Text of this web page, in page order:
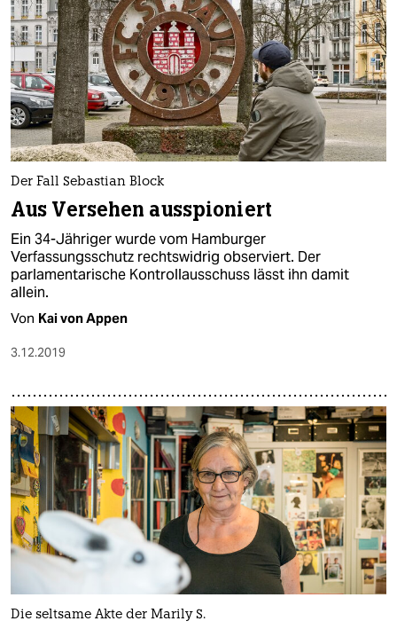
Der Fall Sebastian Block
Aus Versehen ausspioniert
Ein 34-Jähriger wurde vom Hamburger
Verfassungsschutz rechtswidrig observiert. Der
parlamentarische Kontrollausschuss lässt ihn damit
allein.
Von Kai von Appen
3.12.2019
Die seltsame Akte der Marily S.